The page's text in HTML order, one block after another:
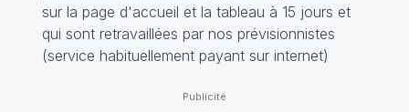
sur la page d'accueil et la tableau à 15 jours et
qui sont retravaillées par nos prévisionnistes
(service habituellement payant sur internet)